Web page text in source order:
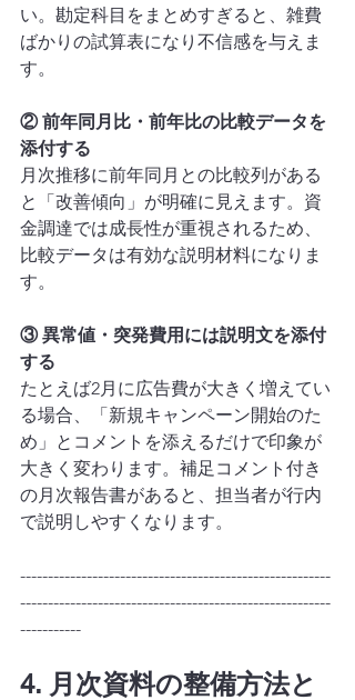
い。勘定科目をまとめすぎると、雑費
ばかりの試算表になり不信感を与えま
す。
② 前年同月比・前年比の比較データを
添付する
月次推移に前年同月との比較列がある
と「改善傾向」が明確に見えます。資
金調達では成長性が重視されるため、
比較データは有効な説明材料になりま
す。
③ 異常値・突発費用には説明文を添付
する
たとえば2月に広告費が大きく増えてい
る場合、「新規キャンペーン開始のた
め」とコメントを添えるだけで印象が
大きく変わります。補足コメント付き
の月次報告書があると、担当者が行内
で説明しやすくなります。
--------------------------------------------------------
--------------------------------------------------------
-----------
4. 月次資料の整備方法と